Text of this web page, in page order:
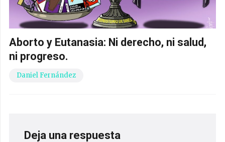
Aborto y Eutanasia: Ni derecho, ni salud,
ni progreso.
Daniel Fernández
Deja una respuesta